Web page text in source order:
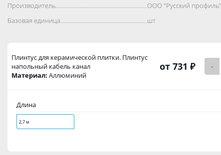
Производитель..................................................................................ООО "Русский профиль"
Базовая единица..................................................................................
шт
Плинтус для керамической плитки. Плинтус
напольный кабель канал
Материал: Аллюминий
от 731 ₽ -
Длина
2,7 м